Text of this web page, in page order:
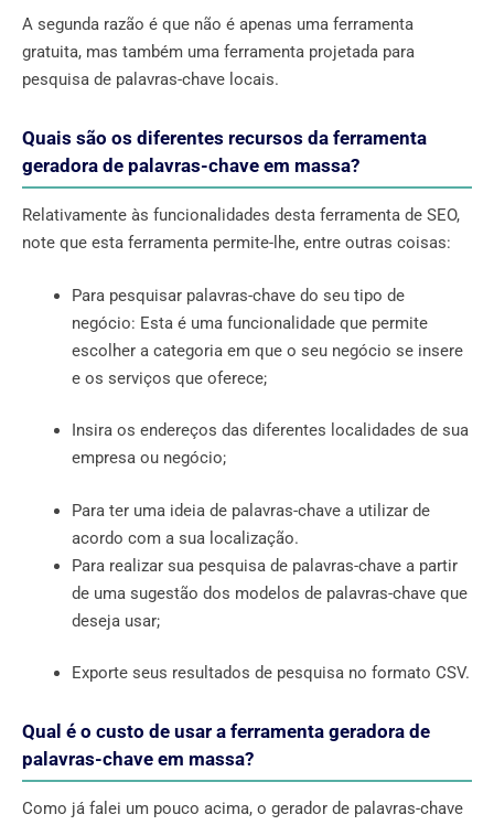
A segunda razão é que não é apenas uma ferramenta
gratuita, mas também uma ferramenta projetada para
pesquisa de palavras-chave locais.
Quais são os diferentes recursos da ferramenta
geradora de palavras-chave em massa?
Relativamente às funcionalidades desta ferramenta de SEO,
note que esta ferramenta permite-lhe, entre outras coisas:
Para pesquisar palavras-chave do seu tipo de
negócio: Esta é uma funcionalidade que permite
escolher a categoria em que o seu negócio se insere
e os serviços que oferece;
Insira os endereços das diferentes localidades de sua
empresa ou negócio;
Para ter uma ideia de palavras-chave a utilizar de
acordo com a sua localização.
Para realizar sua pesquisa de palavras-chave a partir
de uma sugestão dos modelos de palavras-chave que
deseja usar;
Exporte seus resultados de pesquisa no formato CSV.
Qual é o custo de usar a ferramenta geradora de
palavras-chave em massa?
Como já falei um pouco acima, o gerador de palavras-chave